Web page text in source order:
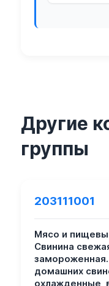
Другие
группы
203111001
Мясо и
Свинина
домашних
охлажденные,